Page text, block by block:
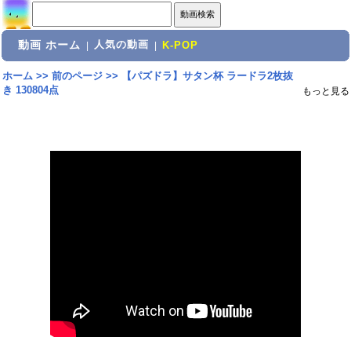
動画 ホーム 人気の動画 K-POP
ホーム>> 前のページ>>
【パズドラ】サタン杯 ラードラ2枚抜
き 130804点
もっと見る